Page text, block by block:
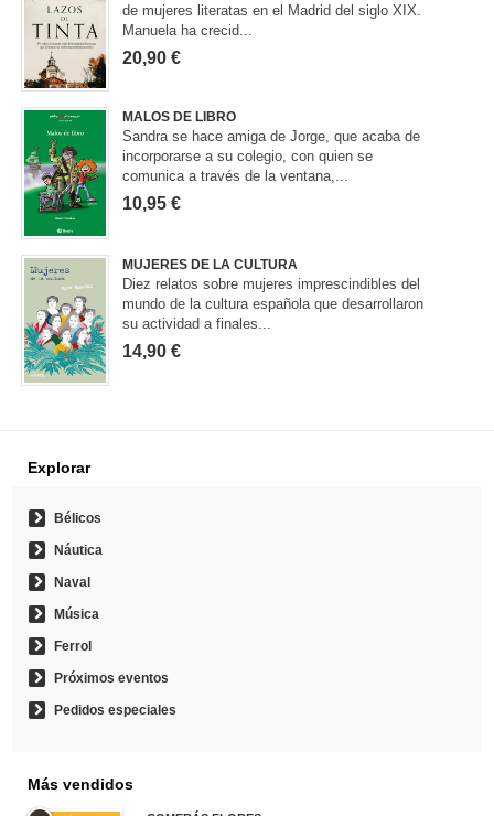
de mujeres literatas en el Madrid del siglo XIX.
Manuela ha crecid...
20,90 €
MALOS DE LIBRO
Sandra se hace amiga de Jorge, que acaba de
incorporarse a su colegio, con quien se
comunica a través de la ventana,...
10,95 €
MUJERES DE LA CULTURA
Diez relatos sobre mujeres imprescindibles del
mundo de la cultura española que desarrollaron
su actividad a finales...
14,90 €
Explorar
Bélicos
Náutica
Naval
Música
Ferrol
Próximos eventos
Pedidos especiales
Más vendidos